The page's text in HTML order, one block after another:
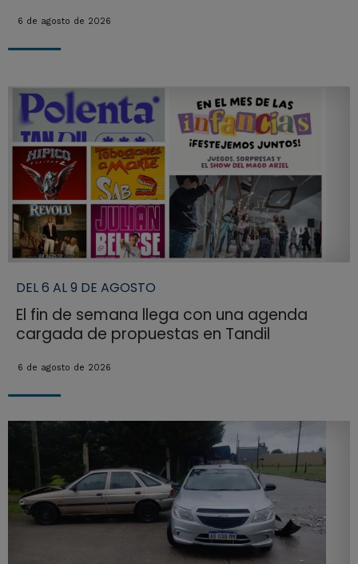
6 de agosto de 2026
DEL 6 AL 9 DE AGOSTO
El fin de semana llega con una agenda
cargada de propuestas en Tandil
6 de agosto de 2026